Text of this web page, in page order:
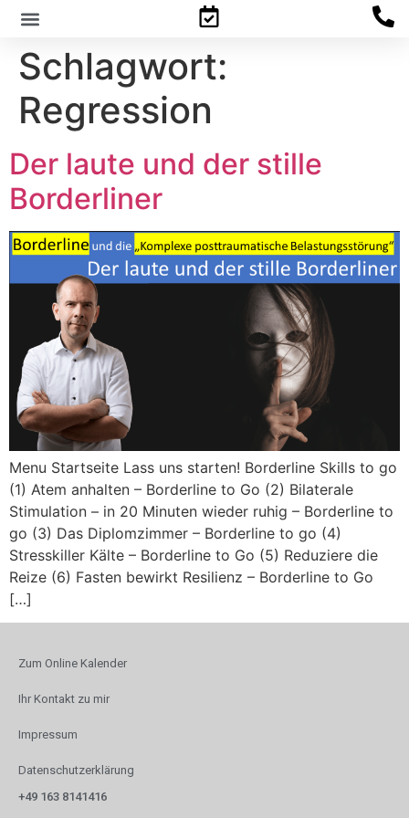
Schlagwort:
Regression
Der laute und der stille
Borderliner
Menu Startseite Lass uns starten! Borderline Skills to go
(1) Atem anhalten – Borderline to Go (2) Bilaterale
Stimulation – in 20 Minuten wieder ruhig – Borderline to
go (3) Das Diplomzimmer – Borderline to go (4)
Stresskiller Kälte – Borderline to Go (5) Reduziere die
Reize (6) Fasten bewirkt Resilienz – Borderline to Go
[…]
Zum Online Kalender
Ihr Kontakt zu mir
Impressum
Datenschutzerklärung
+49 163 8141416